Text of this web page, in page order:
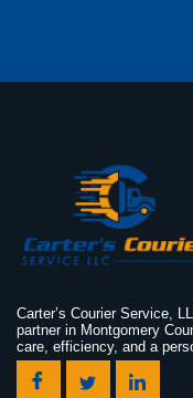
Carter’s Courier Service,
partner in Montgomery
care, efficiency, and a